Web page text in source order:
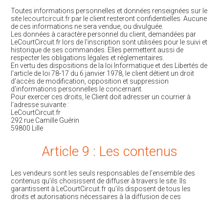
Toutes informations personnelles et données renseignées sur le
site lecourtcircuit.fr par le client resteront confidentielles. Aucune
de ces informations ne sera vendue, ou divulguée.
Les données à caractère personnel du client, demandées par
LeCourtCircuit.fr lors de l'inscription sont utilisées pour le suivi et
historique de ses commandes. Elles permettent aussi de
respecter les obligations légales et réglementaires.
En vertu des dispositions de la loi Informatique et des Libertés de
l'article de loi 78-17 du 6 janvier 1978, le client détient un droit
d'accès de modification, opposition et suppression
d'informations personnelles le concernant.
Pour exercer ces droits, le Client doit adresser un courrier à
l'adresse suivante :
LeCourtCircuit.fr
292 rue Camille Guérin
59800 Lille
Article 9 : Les contenus
Les vendeurs sont les seuls responsables de l’ensemble des
contenus qu’ils choisissent de diffuser à travers le site. Ils
garantissent à LeCourtCircuit.fr qu’ils disposent de tous les
droits et autorisations nécessaires à la diffusion de ces